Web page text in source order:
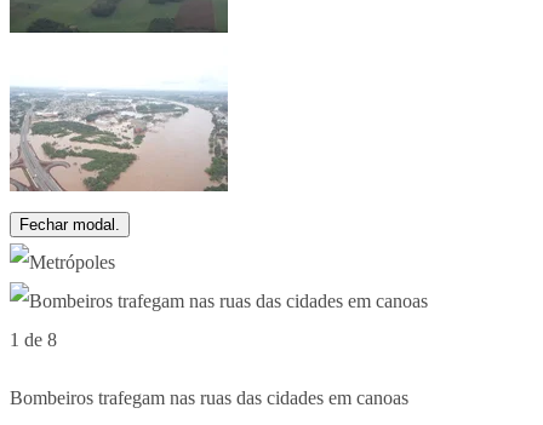
Fechar modal.
1 de 8
Bombeiros trafegam nas ruas das cidades em canoas